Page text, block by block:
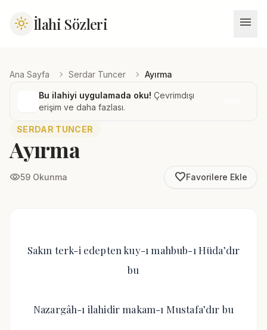
light_mode İlahi Sözleri menu
Ana Sayfa chevron_right Serdar Tuncer chevron_right Ayırma
Bu ilahiyi uygulamada oku! Çevrimdışı
erişim ve daha fazlası.
SERDAR TUNCER
Ayırma
visibility59 Okunma favorite_borderFavorilere Ekle
Sakın terk-i edepten kuy-ı mahbub-ı Hüda’dır
bu
Nazargâh-ı ilahidir makam-ı Mustafa’dır bu